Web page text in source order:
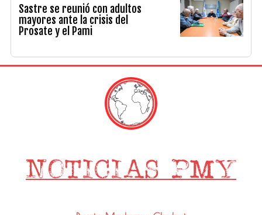
Sastre se reunió con adultos
mayores ante la crisis del
Prosate y el Pami